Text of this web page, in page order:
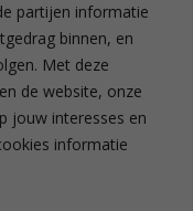
partijen informatie
binnen, en
Met deze
de website, onze
jouw interesses en
informatie